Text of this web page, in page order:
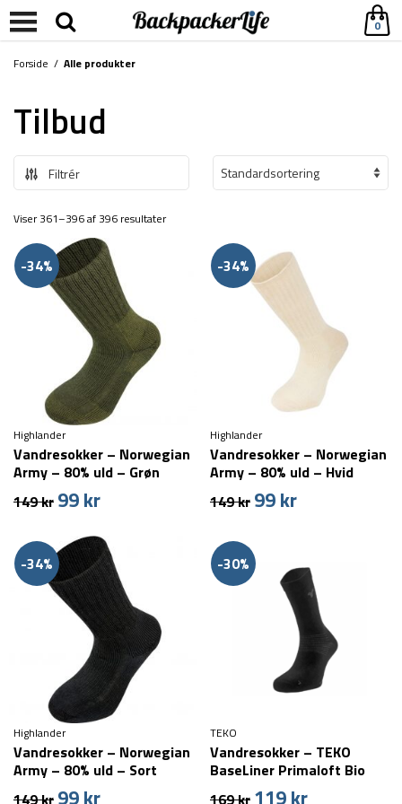
0
Forside / Alle produkter
Tilbud
Filtrér
Viser 361–396 af 396 resultater
-34%
Highlander
Vandresokker – Norwegian
Army – 80% uld – Grøn
149kr Den
pris
var:
149 kr.
99krDen
pris
er:
99 kr.
-34%
Highlander
Vandresokker – Norwegian
Army – 80% uld – Hvid
149kr Den
var:
149 kr.
99krDen
99 kr.
-34%
Highlander
Vandresokker – Norwegian
Army – 80% uld – Sort
149kr Den
99krDen
-30%
TEKO
Vandresokker – TEKO
BaseLiner Primaloft Bio
169kr Den
119krDen